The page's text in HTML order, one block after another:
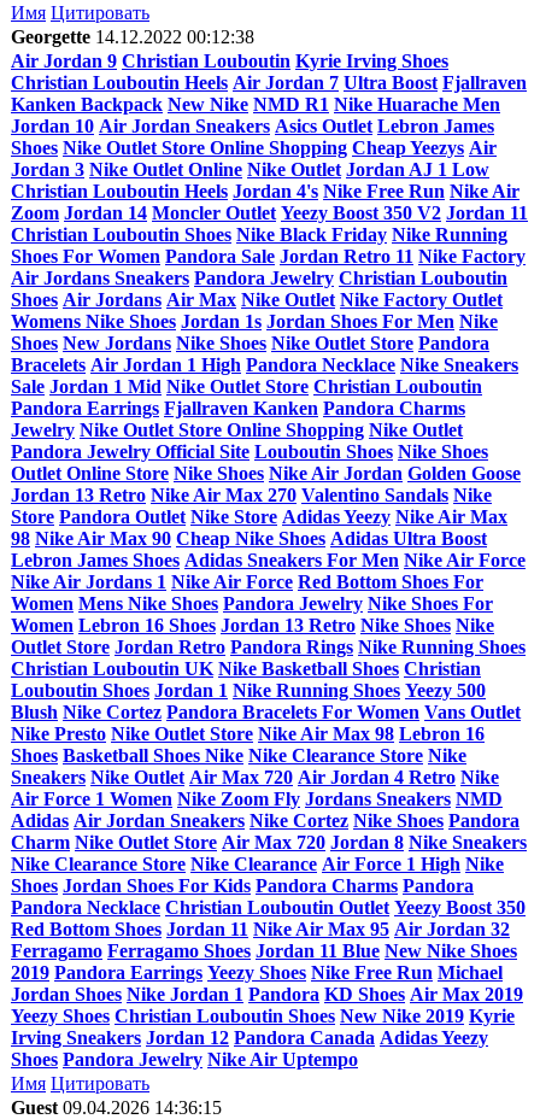
Имя Цитировать
Georgette 14.12.2022 00:12:38
Air Jordan 9 Christian Louboutin Kyrie Irving Shoes
Christian Louboutin Heels Air Jordan 7 Ultra Boost Fjallraven
Kanken Backpack New Nike NMD R1 Nike Huarache Men
Jordan 10 Air Jordan Sneakers Asics Outlet Lebron James
Shoes Nike Outlet Store Online Shopping Cheap Yeezys Air
Jordan 3 Nike Outlet Online Nike Outlet Jordan AJ 1 Low
Christian Louboutin Heels Jordan 4's Nike Free Run Nike Air
Zoom Jordan 14 Moncler Outlet Yeezy Boost 350 V2 Jordan 11
Christian Louboutin Shoes Nike Black Friday Nike Running
Shoes For Women Pandora Sale Jordan Retro 11 Nike Factory
Air Jordans Sneakers Pandora Jewelry Christian Louboutin
Shoes Air Jordans Air Max Nike Outlet Nike Factory Outlet
Womens Nike Shoes Jordan 1s Jordan Shoes For Men Nike
Shoes New Jordans Nike Shoes Nike Outlet Store Pandora
Bracelets Air Jordan 1 High Pandora Necklace Nike Sneakers
Sale Jordan 1 Mid Nike Outlet Store Christian Louboutin
Pandora Earrings Fjallraven Kanken Pandora Charms
Jewelry Nike Outlet Store Online Shopping Nike Outlet
Pandora Jewelry Official Site Louboutin Shoes Nike Shoes
Outlet Online Store Nike Shoes Nike Air Jordan Golden Goose
Jordan 13 Retro Nike Air Max 270 Valentino Sandals Nike
Store Pandora Outlet Nike Store Adidas Yeezy Nike Air Max
98 Nike Air Max 90 Cheap Nike Shoes Adidas Ultra Boost
Lebron James Shoes Adidas Sneakers For Men Nike Air Force
Nike Air Jordans 1 Nike Air Force Red Bottom Shoes For
Women Mens Nike Shoes Pandora Jewelry Nike Shoes For
Women Lebron 16 Shoes Jordan 13 Retro Nike Shoes Nike
Outlet Store Jordan Retro Pandora Rings Nike Running Shoes
Christian Louboutin UK Nike Basketball Shoes Christian
Louboutin Shoes Jordan 1 Nike Running Shoes Yeezy 500
Blush Nike Cortez Pandora Bracelets For Women Vans Outlet
Nike Presto Nike Outlet Store Nike Air Max 98 Lebron 16
Shoes Basketball Shoes Nike Nike Clearance Store Nike
Sneakers Nike Outlet Air Max 720 Air Jordan 4 Retro Nike
Air Force 1 Women Nike Zoom Fly Jordans Sneakers NMD
Adidas Air Jordan Sneakers Nike Cortez Nike Shoes Pandora
Charm Nike Outlet Store Air Max 720 Jordan 8 Nike Sneakers
Nike Clearance Store Nike Clearance Air Force 1 High Nike
Shoes Jordan Shoes For Kids Pandora Charms Pandora
Pandora Necklace Christian Louboutin Outlet Yeezy Boost 350
Red Bottom Shoes Jordan 11 Nike Air Max 95 Air Jordan 32
Ferragamo Ferragamo Shoes Jordan 11 Blue New Nike Shoes
2019 Pandora Earrings Yeezy Shoes Nike Free Run Michael
Jordan Shoes Nike Jordan 1 Pandora KD Shoes Air Max 2019
Yeezy Shoes Christian Louboutin Shoes New Nike 2019 Kyrie
Irving Sneakers Jordan 12 Pandora Canada Adidas Yeezy
Shoes Pandora Jewelry Nike Air Uptempo
Имя Цитировать
Guest 09.04.2026 14:36:15